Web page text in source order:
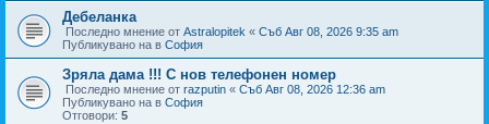
Дебеланка
Последно мнение от Astralopitek « Съб Авг 08, 2026 9:35 am
Публикувано на в София
Зряла дама !!! С нов телефонен номер
Последно мнение от razputin « Съб Авг 08, 2026 12:36 am
Публикувано на в София
Отговори: 5